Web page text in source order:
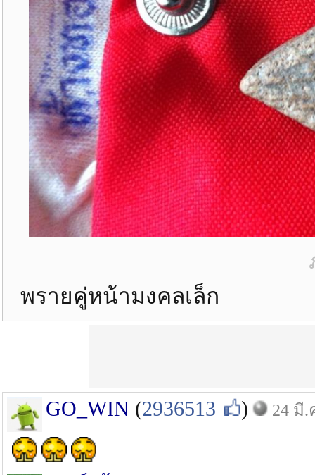
พรายคู่หน้ามงคลเล็ก
GO_WIN (2936513 ) 24 มี.